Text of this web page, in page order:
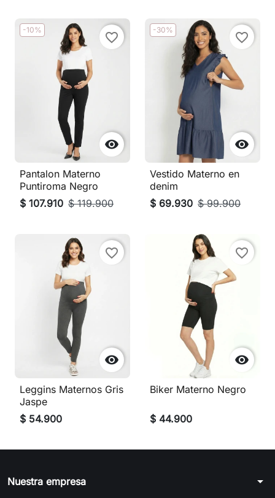
-10%

favorite_border
Pantalon Materno
Puntiroma Negro
$ 107.910 $ 119.900
-30%

favorite_border
Vestido Materno en
denim
$ 69.930 $ 99.900

favorite_border
Leggins Maternos Gris
Jaspe
$ 54.900

favorite_border
Biker Materno Negro
$ 44.900
Nuestra empresa arrow_drop_down